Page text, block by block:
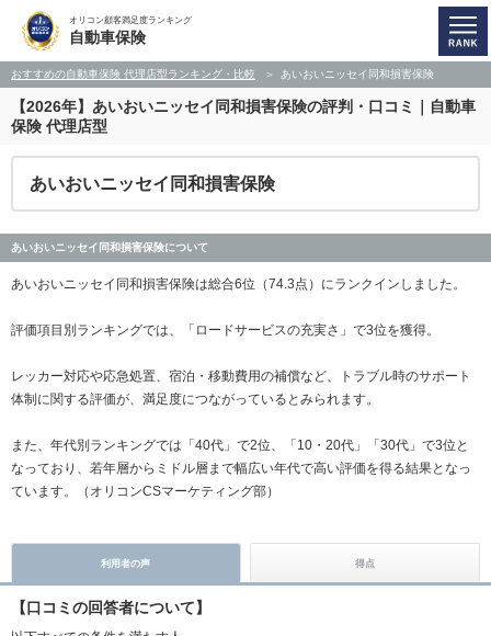
オリコン顧客満足度ランキング
自動車保険
おすすめの自動車保険 代理店型ランキング・比較 あいおいニッセイ同和損害保険
【2026年】あいおいニッセイ同和損害保険の評判・口コミ｜自動車
保険 代理店型
あいおいニッセイ同和損害保険
あいおいニッセイ同和損害保険について
あいおいニッセイ同和損害保険は総合6位（74.3点）にランクインしました。
評価項目別ランキングでは、「ロードサービスの充実さ」で3位を獲得。
レッカー対応や応急処置、宿泊・移動費用の補償など、トラブル時のサポート
体制に関する評価が、満足度につながっているとみられます。
また、年代別ランキングでは「40代」で2位、「10・20代」「30代」で3位と
なっており、若年層からミドル層まで幅広い年代で高い評価を得る結果となっ
ています。（オリコンCSマーケティング部）
利用者の声 得点
【口コミの回答者について】